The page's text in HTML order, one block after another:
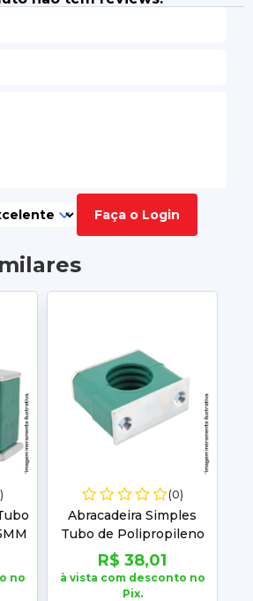
Faça o Login
no
(0)
Abracadeira Simples
Tubo de Polipropileno
12,7MM
R$ 38,01
à vista com desconto no
Pix.